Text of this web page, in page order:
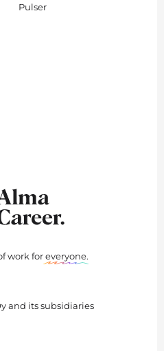
Pulser
work foreveryone.
and its subsidiaries